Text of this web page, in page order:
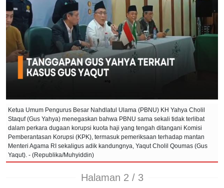
Ketua Umum Pengurus Besar Nahdlatul Ulama (PBNU) KH Yahya Cholil
Staquf (Gus Yahya) menegaskan bahwa PBNU sama sekali tidak terlibat
dalam perkara dugaan korupsi kuota haji yang tengah ditangani Komisi
Pemberantasan Korupsi (KPK), termasuk pemeriksaan terhadap mantan
Menteri Agama RI sekaligus adik kandungnya, Yaqut Cholil Qoumas (Gus
Yaqut). - (Republika/Muhyiddin)
Halaman 2 / 3